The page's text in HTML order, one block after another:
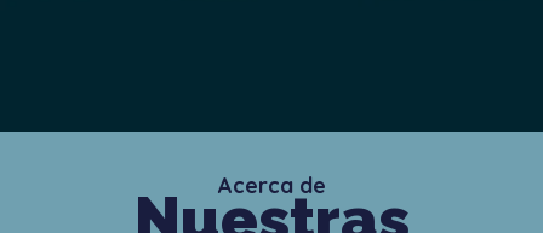
Acerca de